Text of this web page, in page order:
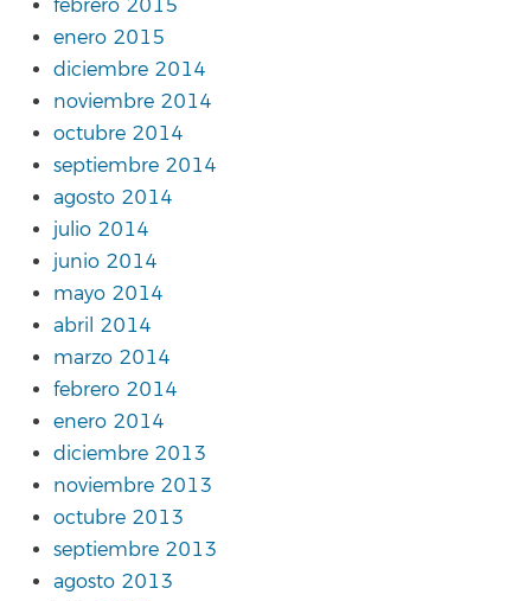
febrero 2015
enero 2015
diciembre 2014
noviembre 2014
octubre 2014
septiembre 2014
agosto 2014
julio 2014
junio 2014
mayo 2014
abril 2014
marzo 2014
febrero 2014
enero 2014
diciembre 2013
noviembre 2013
octubre 2013
septiembre 2013
agosto 2013